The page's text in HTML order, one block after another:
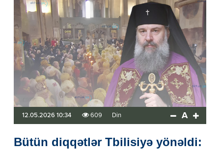
12.05.2026 10:34 609 Din A
Bütün diqqətlər Tbilisiyə yönəldi: